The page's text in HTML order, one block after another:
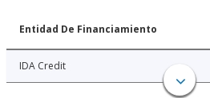
Entidad De Financiamiento
IDA Credit